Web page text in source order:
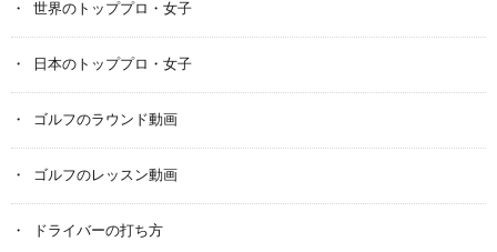
世界のトッププロ・女子
日本のトッププロ・女子
ゴルフのラウンド動画
ゴルフのレッスン動画
ドライバーの打ち方